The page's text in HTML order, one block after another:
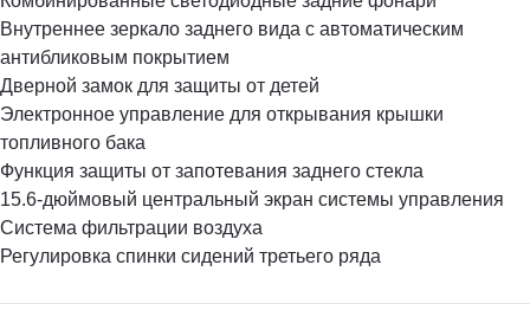
Внутреннее зеркало заднего вида с автоматическим
антибликовым покрытием
Дверной замок для защиты от детей
Электронное управление для открывания крышки
топливного бака
Функция защиты от запотевания заднего стекла
15.6-дюймовый центральный экран системы управления
Система фильтрации воздуха
Регулировка спинки сидений третьего ряда